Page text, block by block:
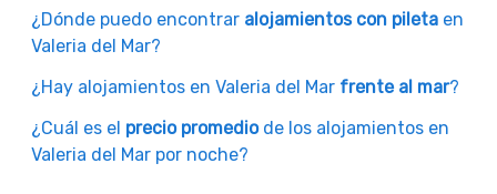
¿Dónde puedo encontrar alojamientos con pileta en
Valeria del Mar?
¿Hay alojamientos en Valeria del Mar frente al mar?
¿Cuál es el precio promediode los alojamientos en
Valeria del Mar por noche?